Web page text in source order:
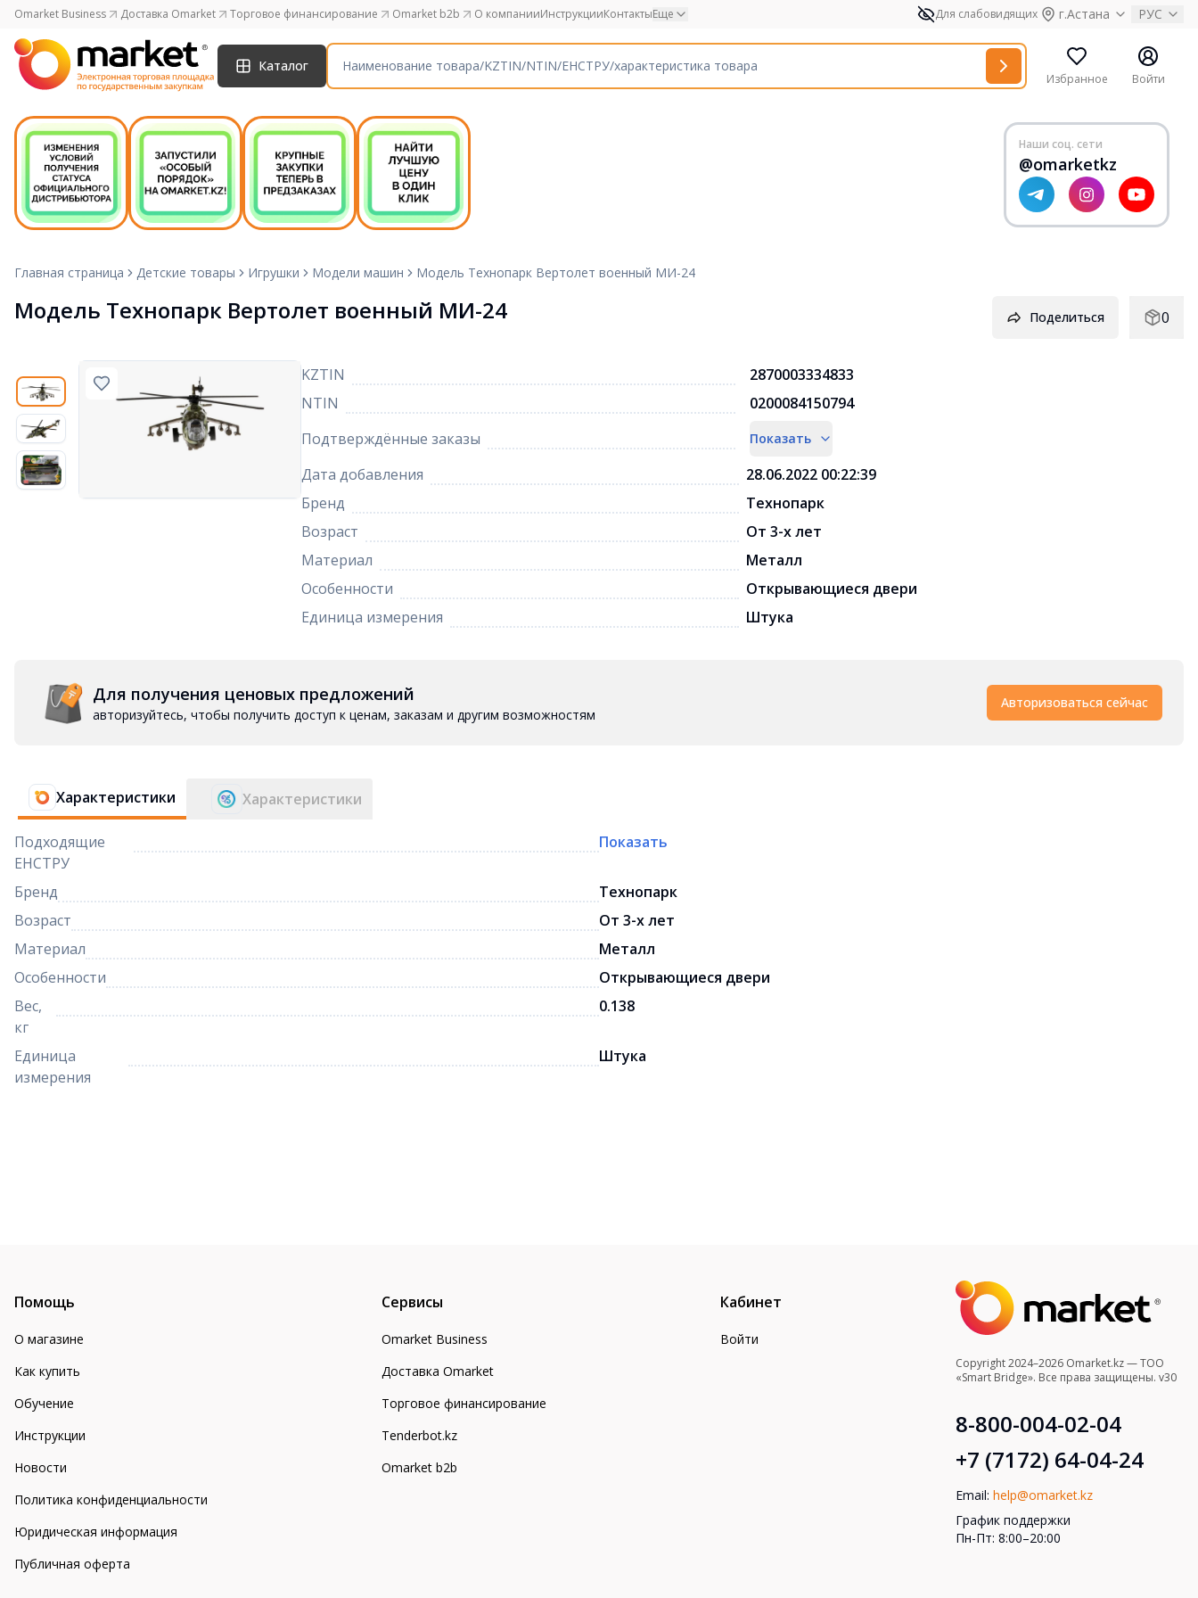
Omarket Business Доставка Omarket Торговое финансирование Omarket b2b О компанииИнструкцииКонтактыЕще Для слабовидящих г.Астана РУС
Каталог
Избранное Войти
Наши соц. сети
@omarketkz
Главная страница Детские товары Игрушки Модели машин Модель Технопарк Вертолет военный МИ-24
Модель Технопарк Вертолет военный МИ-24 Поделиться 0
KZTIN
2870003334833
NTIN
0200084150794
Подтверждённые заказы
Показать
Дата добавления
28.06.2022 00:22:39
Бренд
Технопарк
Возраст
От 3-х лет
Материал
Металл
Особенности
Открывающиеся двери
Единица измерения
Штука
Для получения ценовых предложений
авторизуйтесь, чтобы получить доступ к ценам, заказам и другим возможностям
Авторизоваться сейчас
Характеристики Характеристики
Подходящие
ЕНСТРУ
Показать
Бренд
Технопарк
Возраст
От 3-х лет
Материал
Металл
Особенности
Открывающиеся двери
Вес,
кг
0.138
Единица
измерения
Штука
Помощь
О магазине
Как купить
Обучение
Инструкции
Новости
Политика конфиденциальности
Юридическая информация
Публичная оферта
Сервисы
Omarket Business
Доставка Omarket
Торговое финансирование
Tenderbot.kz
Omarket b2b
Кабинет
Войти
Copyright 2024–2026 Omarket.kz — ТОО
«Smart Bridge». Все права защищены. v30
8-800-004-02-04
+7 (7172) 64-04-24
Email: help@omarket.kz
График поддержки
Пн-Пт: 8:00–20:00